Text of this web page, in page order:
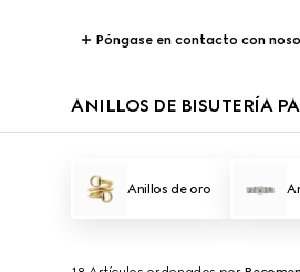
Póngase en contacto con
ANILLOS DE BISUTERÍA
Anillos de oro